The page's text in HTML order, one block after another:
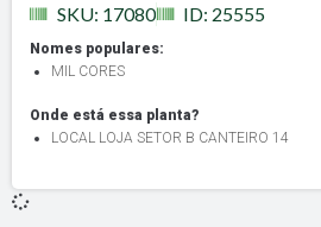
SKU: 17080 ID: 25555
Nomes populares:
MIL CORES
Onde está essa planta?
LOCAL LOJA SETOR B CANTEIRO 14